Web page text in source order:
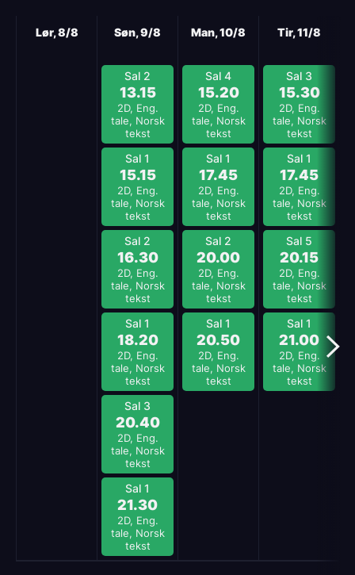
Lør, 8/8 Søn, 9/8
Sal 2
13.15
2D, Eng.
tale, Norsk
tekst
Sal 1
15.15
2D, Eng.
tale, Norsk
tekst
Sal 2
16.30
2D, Eng.
tale, Norsk
tekst
Sal 1
18.20
2D, Eng.
tale, Norsk
tekst
Sal 3
20.40
2D, Eng.
tale, Norsk
tekst
Sal 1
21.30
2D, Eng.
tale, Norsk
tekst
Man, 10/8
Sal 4
15.20
2D, Eng.
tale, Norsk
tekst
Sal 1
17.45
2D, Eng.
tale, Norsk
tekst
Sal 2
20.00
2D, Eng.
tale, Norsk
tekst
Sal 1
20.50
2D, Eng.
tale, Norsk
tekst
Tir, 11/8
Sal 3
15.30
2D, Eng.
tale, Norsk
tekst
Sal 1
17.45
2D, Eng.
tale, Norsk
tekst
Sal 5
20.15
2D, Eng.
tale, Norsk
tekst
Sal 1
21.00
2D, Eng.
tale, Norsk
tekst